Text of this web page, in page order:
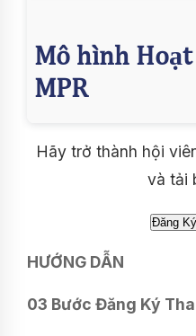
Hãy trở thành hội
và tải
HƯỚNG DẪN
03 Bước Đăng Ký